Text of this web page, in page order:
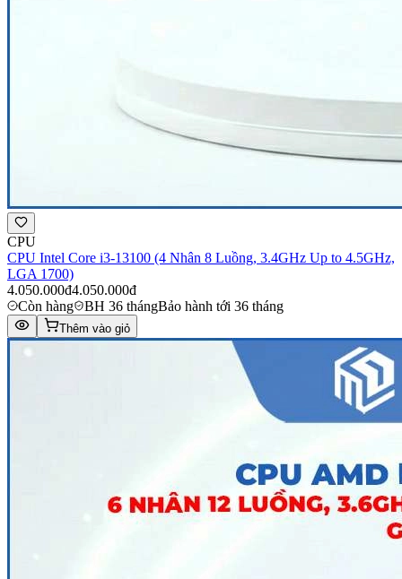
CPU
CPU Intel Core i3-13100 (4 Nhân 8 Luồng, 3.4GHz Up to 4.5GHz,
LGA 1700)
4.050.000đ4.050.000đ
Còn hàng
BH 36 thángBảo hành tới 36 tháng
Thêm vào giỏ